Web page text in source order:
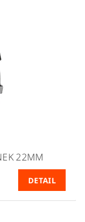
22MM
DETAIL